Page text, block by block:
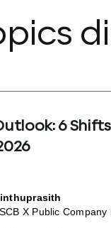
6 Shifts
X Public Company